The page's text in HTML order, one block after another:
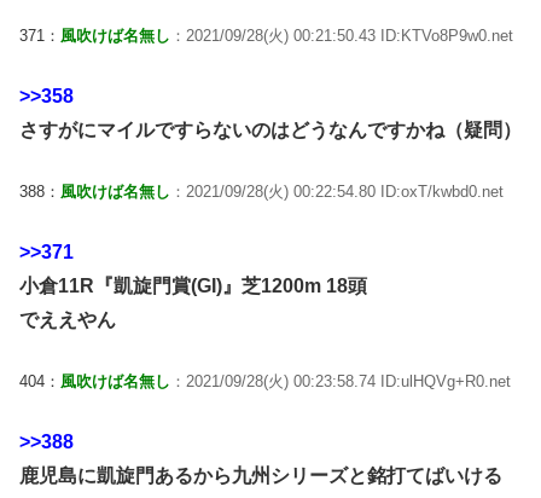
371： 風吹けば名無し ：2021/09/28(火) 00:21:50.43 ID:KTVo8P9w0.net
>>358
さすがにマイルですらないのはどうなんですかね（疑問）
388： 風吹けば名無し ：2021/09/28(火) 00:22:54.80 ID:oxT/kwbd0.net
>>371
小倉11R『凱旋門賞(GI)』芝1200m 18頭
でええやん
404： 風吹けば名無し ：2021/09/28(火) 00:23:58.74 ID:ulHQVg+R0.net
>>388
鹿児島に凱旋門あるから九州シリーズと銘打てばいける